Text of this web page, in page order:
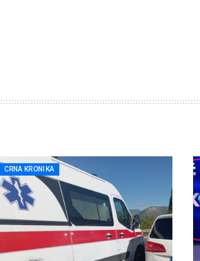
CRNA KRONIKA